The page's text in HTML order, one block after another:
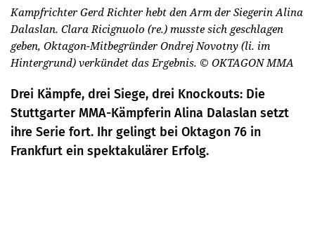
Kampfrichter Gerd Richter hebt den Arm der Siegerin Alina
Dalaslan. Clara Ricignuolo (re.) musste sich geschlagen
geben, Oktagon-Mitbegründer Ondrej Novotny (li. im
Hintergrund) verkündet das Ergebnis. © OKTAGON MMA
Drei Kämpfe, drei Siege, drei Knockouts: Die
Stuttgarter MMA-Kämpferin Alina Dalaslan setzt
ihre Serie fort. Ihr gelingt bei Oktagon 76 in
Frankfurt ein spektakulärer Erfolg.